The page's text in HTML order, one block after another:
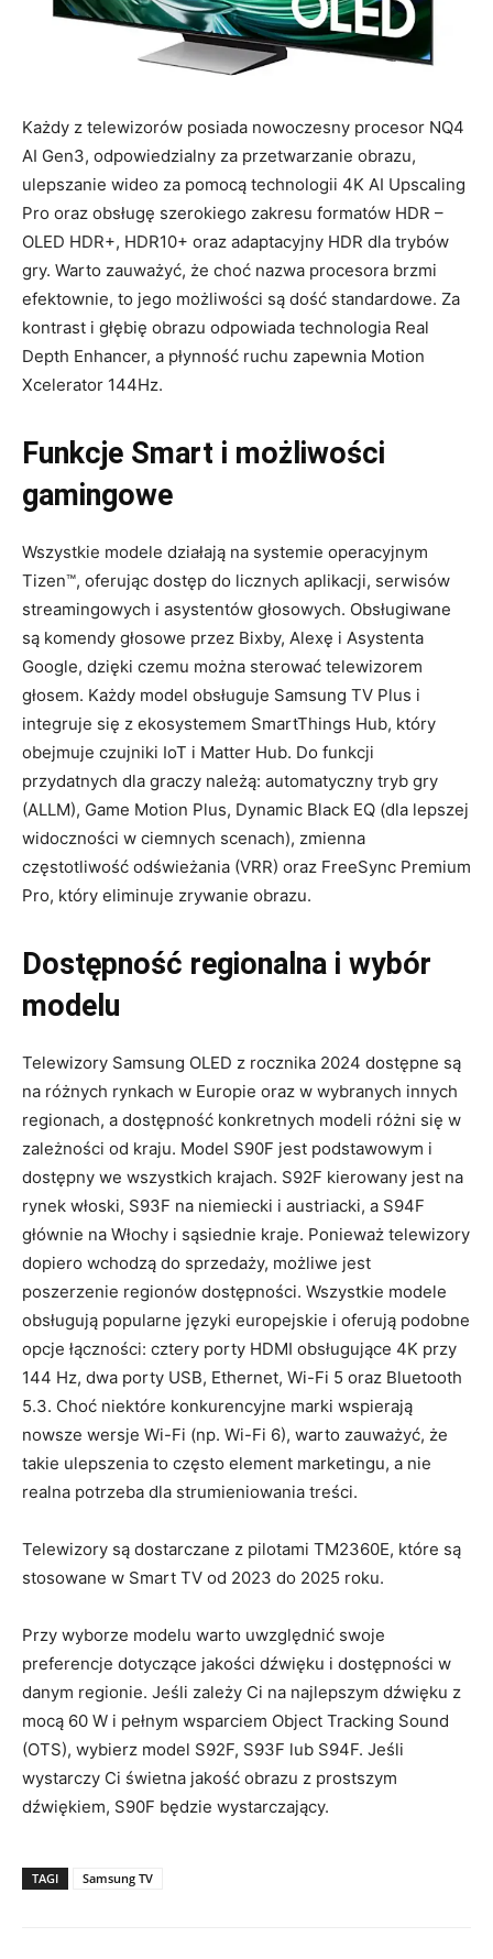
Każdy z telewizorów posiada nowoczesny procesor NQ4
AI Gen3, odpowiedzialny za przetwarzanie obrazu,
ulepszanie wideo za pomocą technologii 4K AI Upscaling
Pro oraz obsługę szerokiego zakresu formatów HDR –
OLED HDR+, HDR10+ oraz adaptacyjny HDR dla trybów
gry. Warto zauważyć, że choć nazwa procesora brzmi
efektownie, to jego możliwości są dość standardowe. Za
kontrast i głębię obrazu odpowiada technologia Real
Depth Enhancer, a płynność ruchu zapewnia Motion
Xcelerator 144Hz.
Funkcje Smart i możliwości
gamingowe
Wszystkie modele działają na systemie operacyjnym
Tizen™, oferując dostęp do licznych aplikacji, serwisów
streamingowych i asystentów głosowych. Obsługiwane
są komendy głosowe przez Bixby, Alexę i Asystenta
Google, dzięki czemu można sterować telewizorem
głosem. Każdy model obsługuje Samsung TV Plus i
integruje się z ekosystemem SmartThings Hub, który
obejmuje czujniki IoT i Matter Hub. Do funkcji
przydatnych dla graczy należą: automatyczny tryb gry
(ALLM), Game Motion Plus, Dynamic Black EQ (dla lepszej
widoczności w ciemnych scenach), zmienna
częstotliwość odświeżania (VRR) oraz FreeSync Premium
Pro, który eliminuje zrywanie obrazu.
Dostępność regionalna i wybór
modelu
Telewizory Samsung OLED z rocznika 2024 dostępne są
na różnych rynkach w Europie oraz w wybranych innych
regionach, a dostępność konkretnych modeli różni się w
zależności od kraju. Model S90F jest podstawowym i
dostępny we wszystkich krajach. S92F kierowany jest na
rynek włoski, S93F na niemiecki i austriacki, a S94F
głównie na Włochy i sąsiednie kraje. Ponieważ telewizory
dopiero wchodzą do sprzedaży, możliwe jest
poszerzenie regionów dostępności. Wszystkie modele
obsługują popularne języki europejskie i oferują podobne
opcje łączności: cztery porty HDMI obsługujące 4K przy
144 Hz, dwa porty USB, Ethernet, Wi-Fi 5 oraz Bluetooth
5.3. Choć niektóre konkurencyjne marki wspierają
nowsze wersje Wi-Fi (np. Wi-Fi 6), warto zauważyć, że
takie ulepszenia to często element marketingu, a nie
realna potrzeba dla strumieniowania treści.
Telewizory są dostarczane z pilotami TM2360E, które są
stosowane w Smart TV od 2023 do 2025 roku.
Przy wyborze modelu warto uwzględnić swoje
preferencje dotyczące jakości dźwięku i dostępności w
danym regionie. Jeśli zależy Ci na najlepszym dźwięku z
mocą 60 W i pełnym wsparciem Object Tracking Sound
(OTS), wybierz model S92F, S93F lub S94F. Jeśli
wystarczy Ci świetna jakość obrazu z prostszym
dźwiękiem, S90F będzie wystarczający.
TAGI Samsung TV